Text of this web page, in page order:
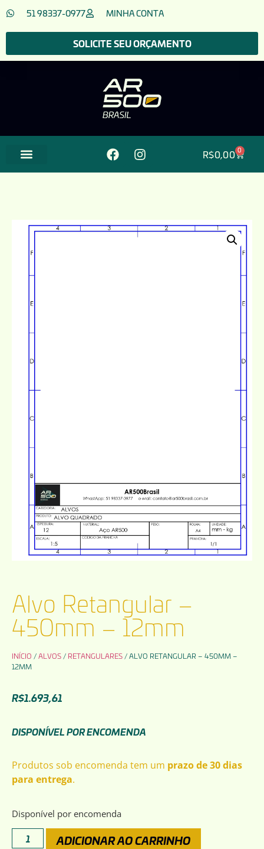
51 98337-0977 MINHA CONTA
SOLICITE SEU ORÇAMENTO
R$0,00 0
Alvo Retangular –
450mm – 12mm
INÍCIO /ALVOS / RETANGULARES / ALVO RETANGULAR – 450MM –
12MM
R$1.693,61
DISPONÍVEL POR ENCOMENDA
Produtos sob encomenda tem um prazo de 30 dias
para entrega.
Disponível por encomenda
ADICIONAR AO CARRINHO